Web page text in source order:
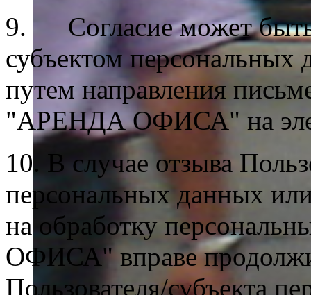
9. Согласие может быть
субъектом персональных
путем направления
"АРЕНДА ОФИСА" на
10. В случае отзыва
персональных данных
на обработку
ОФИСА" вправе
Пользователя/субъекта